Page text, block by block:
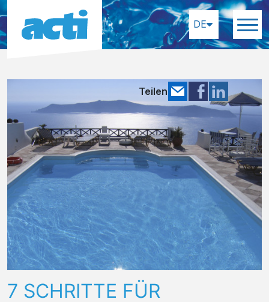
DE
7 SCHRITTE FÜR
Teilen